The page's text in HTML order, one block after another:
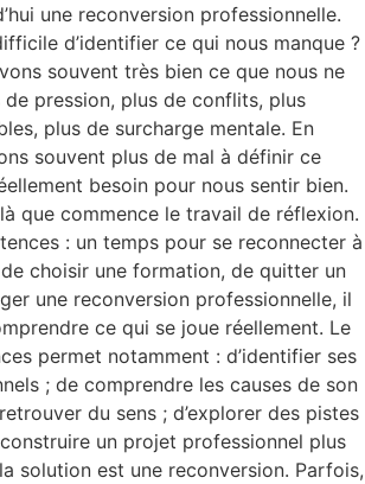
une reconversion professionnelle.
d’identifier ce qui nous manque ?
souvent très bien ce que nous ne
pression, plus de conflits, plus
plus de surcharge mentale. En
souvent plus de mal à définir ce
besoin pour nous sentir bien.
que commence le travail de réflexion.
: un temps pour se reconnecter à
choisir une formation, de quitter un
une reconversion professionnelle, il
ce qui se joue réellement. Le
permet notamment : d’identifier ses
; de comprendre les causes de son
du sens ; d’explorer des pistes
un projet professionnel plus
solution est une reconversion. Parfois,